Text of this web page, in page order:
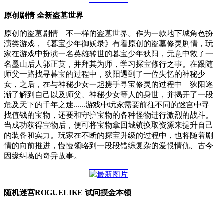
原创剧情 全新盗墓世界
原创的盗墓剧情，不一样的盗墓世界。作为一款地下城角色扮
演类游戏，《暮宝少年御妖录》有着原创的盗墓修灵剧情，玩
家在游戏中扮演一名英雄转世的暮宝少年狄阳，无意中救了一
名墨山后人郭正英，并拜其为师，学习探宝修行之事。在跟随
师父一路找寻暮宝的过程中，狄阳遇到了一位失忆的神秘少
女，之后，在与神秘少女一起携手寻宝修灵的过程中，狄阳逐
渐了解到自己以及师父、神秘少女等人的身世，并揭开了一段
危及天下的千年之迷......游戏中玩家需要前往不同的迷宫中寻
找值钱的宝物，还要和守护宝物的各种怪物进行激烈的战斗。
当成功获得宝物后，便可将宝物拿回城镇换取资源来提升自己
的装备和实力。玩家在不断的探宝升级的过程中，也将随着剧
情的向前推进，慢慢领略到一段段错综复杂的爱恨情仇、古今
因缘纠葛的奇异故事。
随机迷宫ROGUELIKE 试问摸金本领